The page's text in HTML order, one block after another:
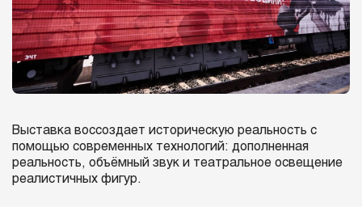
Выставка воссоздает историческую реальность с
помощью современных технологий: дополненная
реальность, объёмный звук и театральное освещение
реалистичных фигур.